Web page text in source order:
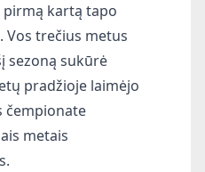
pirmą kartą tapo
Vos trečius metus
sezoną sukūrė
pradžioje laimėjo
čempionate
metais